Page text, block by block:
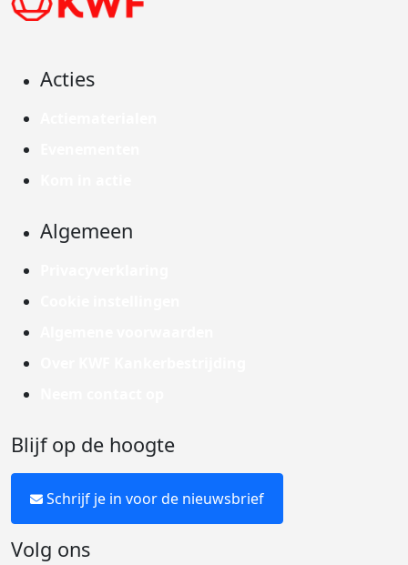
Acties
Algemeen
Blijf op de hoogte
Schrijf je in voor de nieuwsbrief
Volg ons